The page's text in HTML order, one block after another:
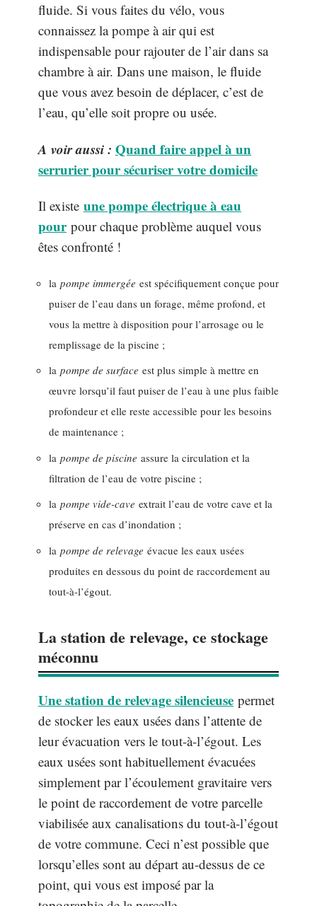
fluide. Si vous faites du vélo, vous
connaissez la pompe à air qui est
indispensable pour rajouter de l’air dans sa
chambre à air. Dans une maison, le fluide
que vous avez besoin de déplacer, c’est de
l’eau, qu’elle soit propre ou usée.
A voir aussi : Quand faire appel à un
serrurier pour sécuriser votre domicile
Il existe une pompe électrique à eau
pourpour chaque problème auquel vous
êtes confronté !
la pompe immergée est spécifiquement conçue pour
puiser de l’eau dans un forage, même profond, et
vous la mettre à disposition pour l’arrosage ou le
remplissage de la piscine ;
la pompe de surface est plus simple à mettre en
œuvre lorsqu’il faut puiser de l’eau à une plus faible
profondeur et elle reste accessible pour les besoins
de maintenance ;
la pompe de piscine assure la circulation et la
filtration de l’eau de votre piscine ;
la pompe vide-cave extrait l’eau de votre cave et la
préserve en cas d’inondation ;
la pompe de relevage évacue les eaux usées
produites en dessous du point de raccordement au
tout-à-l’égout.
La station de relevage, ce stockage
méconnu
Une station de relevage silencieuse permet
de stocker les eaux usées dans l’attente de
leur évacuation vers le tout-à-l’égout. Les
eaux usées sont habituellement évacuées
simplement par l’écoulement gravitaire vers
le point de raccordement de votre parcelle
viabilisée aux canalisations du tout-à-l’égout
de votre commune. Ceci n’est possible que
lorsqu’elles sont au départ au-dessus de ce
point, qui vous est imposé par la